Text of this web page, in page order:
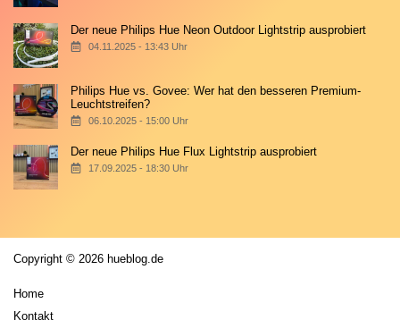
Der neue Philips Hue Neon Outdoor Lightstrip ausprobiert
04.11.2025 - 13:43 Uhr
Philips Hue vs. Govee: Wer hat den besseren Premium-
Leuchtstreifen?
06.10.2025 - 15:00 Uhr
Der neue Philips Hue Flux Lightstrip ausprobiert
17.09.2025 - 18:30 Uhr
Copyright © 2026 hueblog.de
Home
Kontakt